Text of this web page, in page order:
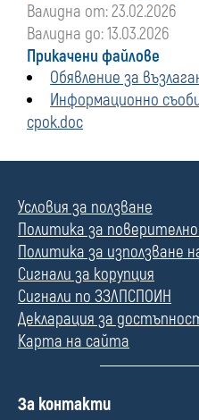
Валидна от: 23.02.2026
Валидна до: 13.03.2026
Прикачени файлове
Обявление за
Информационно
срок.doc
Условия за ползване
Политика за
Политика за използване
Сигнали за корупция
Сигнали по ЗЗЛПСПОИН
Декларация за
Карта на сайта
П
За контакти